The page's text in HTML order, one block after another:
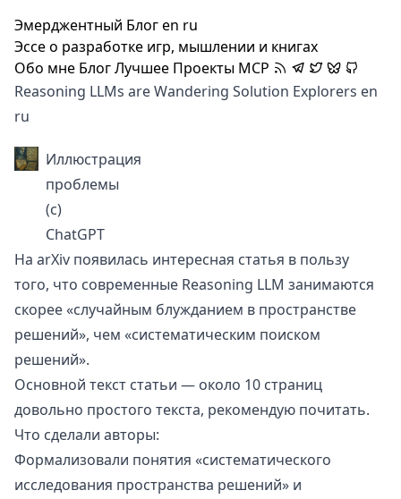
Эмерджентный Блогen ru
Эссе о разработке игр, мышлении и книгах
Обо мне БлогЛучшее Проекты MCP
Reasoning LLMs are Wandering Solution Explorers en
ru
Иллюстрация
проблемы
(с)
ChatGPT
На arXiv появилась интересная статья в пользу
того, что современные Reasoning LLM занимаются
скорее «случайным блужданием в пространстве
решений», чем «систематическим поиском
решений».
Основной текст статьи — около 10 страниц
довольно простого текста, рекомендую почитать.
Что сделали авторы:
Формализовали понятия «систематического
исследования пространства решений» и